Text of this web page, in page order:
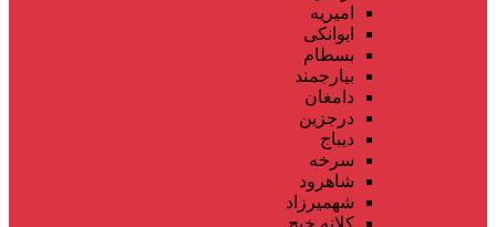
امیریه
ایوانکی
بسطام
بیارجمند
دامغان
درجزین
دیباج
سرخه
شاهرود
شهمیرزاد
کلاته خیج